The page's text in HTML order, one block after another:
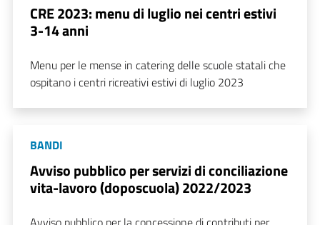
CRE 2023: menu di luglio nei centri estivi
3-14 anni
Menu per le mense in catering delle scuole statali che
ospitano i centri ricreativi estivi di luglio 2023
BANDI
Avviso pubblico per servizi di conciliazione
vita-lavoro (doposcuola) 2022/2023